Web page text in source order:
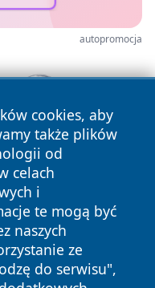
autopromocja
cookies, aby
także plików
od
celach
i
te mogą być
naszych
ze
do serwisu",
prawa zastrzeżone.